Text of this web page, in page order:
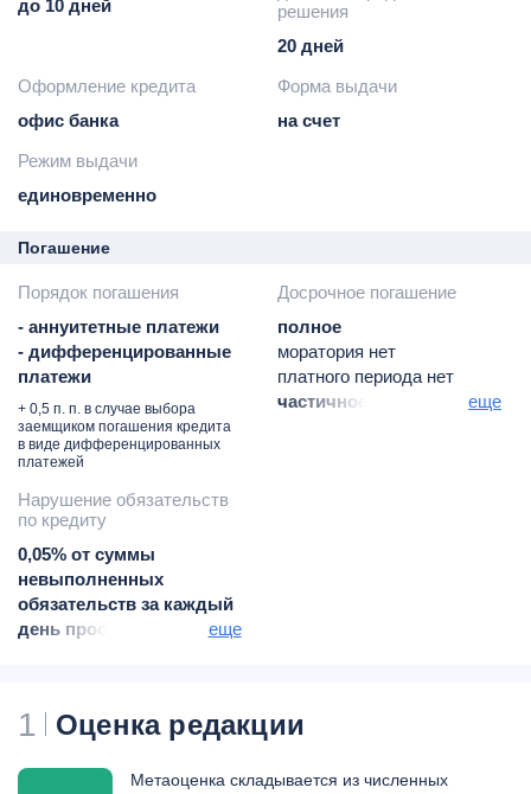
отсрочку от армии
до 10 дней
решения
20 дней
Оформление кредита
офис банка
Форма выдачи
на счет
Режим выдачи
единовременно
Погашение
Порядок погашения
- аннуитетные платежи
- дифференцированные
платежи
+ 0,5 п. п. в случае выбора
заемщиком погашения кредита
в виде дифференцированных
платежей
Досрочное погашение
полное
моратория нет
платного периода нет
частичное
еще
Нарушение обязательств
по кредиту
0,05% от суммы
невыполненных
обязательств за каждый
день просрочки - за
кредиту и процентов за
0,01% от суммы кредита
еще
1 Оценка редакции
Метаоценка складывается из численных